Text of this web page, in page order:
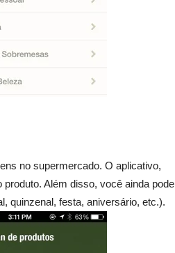
no supermercado. O aplicativo,
Além disso, você ainda pode
quinzenal, festa, aniversário, etc.).